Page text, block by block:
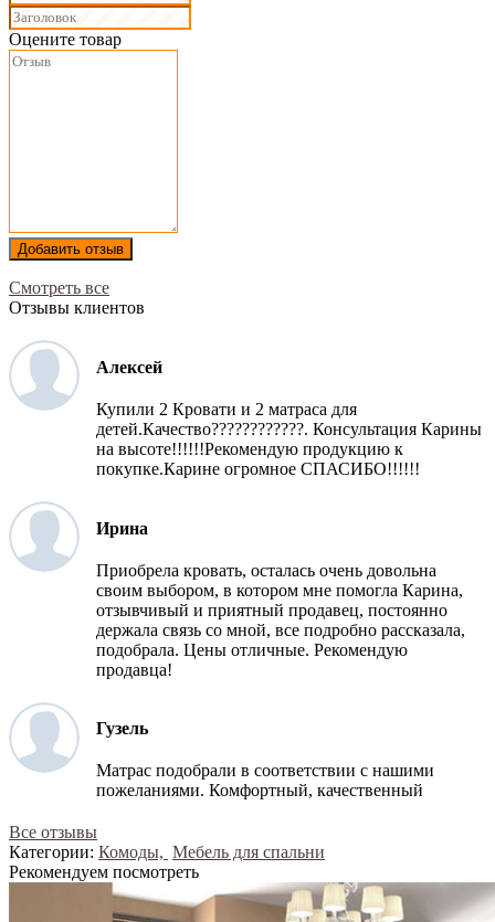
Оцените товар
Добавить отзыв
Смотреть все
Отзывы клиентов
Алексей
Купили 2 Кровати и 2 матраса для
детей.Качество????????????. Консультация Карины
на высоте!!!!!!Рекомендую продукцию к
покупке.Карине огромное СПАСИБО!!!!!!
Ирина
Приобрела кровать, осталась очень довольна
своим выбором, в котором мне помогла Карина,
отзывчивый и приятный продавец, постоянно
держала связь со мной, все подробно рассказала,
подобрала. Цены отличные. Рекомендую
продавца!
Гузель
Матрас подобрали в соответствии с нашими
пожеланиями. Комфортный, качественный
Все отзывы
Категории: Комоды, Мебель для спальни
Рекомендуем посмотреть